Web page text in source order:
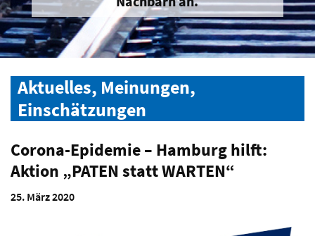
Aktuelles, Meinungen,
Einschätzungen
Corona-Epidemie – Hamburg hilft:
Aktion „PATEN statt WARTEN“
25. März 2020